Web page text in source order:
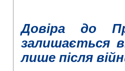
Довіра до
залишається
лише після